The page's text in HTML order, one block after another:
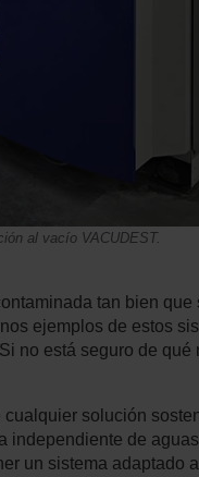
al vacío VACUDEST.
tan bien
ejemplos de estos
está seguro de
solución
de
un sistema